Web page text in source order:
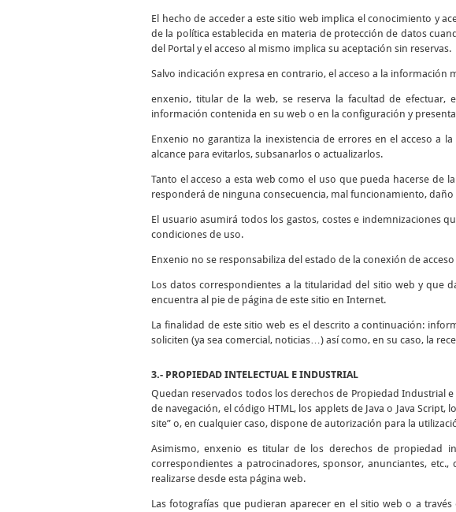
El hecho de acceder a este sitio web implica el conocimiento y
de la política establecida en materia de protección de datos
del Portal y el acceso al mismo implica su aceptación sin reservas.
Salvo indicación expresa en contrario, el acceso a la
enxenio, titular de la web, se reserva la facultad de efectuar,
información contenida en su web o en la configuración y
Enxenio no garantiza la inexistencia de errores en el acceso a
alcance para evitarlos, subsanarlos o actualizarlos.
Tanto el acceso a esta web como el uso que pueda hacerse de
responderá de ninguna consecuencia, mal funcionamiento,
El usuario asumirá todos los gastos, costes e indemnizaciones
condiciones de uso.
Enxenio no se responsabiliza del estado de la conexión de
Los datos correspondientes a la titularidad del sitio web y que
encuentra al pie de página de este sitio en Internet.
La finalidad de este sitio web es el descrito a continuación:
soliciten (ya sea comercial, noticias…) así como, en su caso, la
3.- PROPIEDAD INTELECTUAL E INDUSTRIAL
Quedan reservados todos los derechos de Propiedad Industrial
de navegación, el código HTML, los applets de Java o Java
site” o, en cualquier caso, dispone de autorización para la
Asimismo, enxenio es titular de los derechos de propiedad
correspondientes a patrocinadores, sponsor, anunciantes,
realizarse desde esta página web.
Las fotografías que pudieran aparecer en el sitio web o a